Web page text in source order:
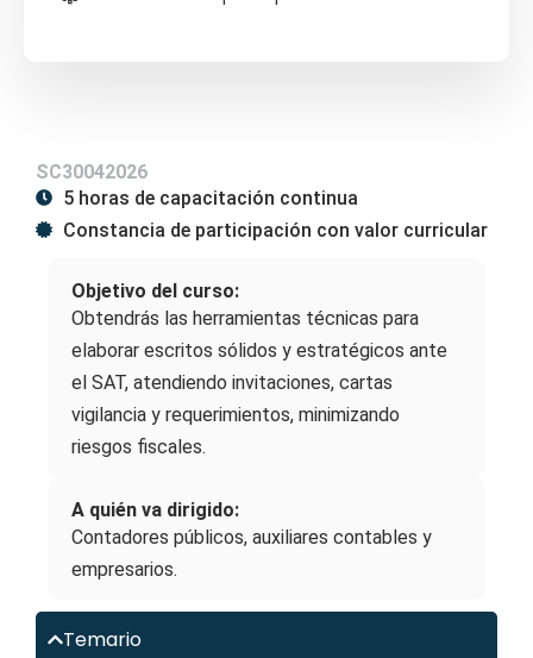
SC30042026
5 horas de capacitación continua
Constancia de participación con valor curricular
Objetivo del curso:
Obtendrás las herramientas técnicas para
elaborar escritos sólidos y estratégicos ante
el SAT, atendiendo invitaciones, cartas
vigilancia y requerimientos, minimizando
riesgos fiscales.
A quién va dirigido:
Contadores públicos, auxiliares contables y
empresarios.
Temario